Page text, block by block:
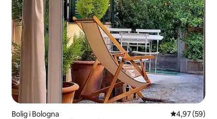
Bolig i Bologna 4,97 ud af 5 i
4,97 (59)